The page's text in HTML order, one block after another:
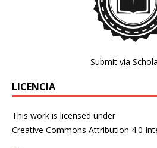
Submit via
LICENCIA
This work is licensed under
Creative Commons Attribution 4.0